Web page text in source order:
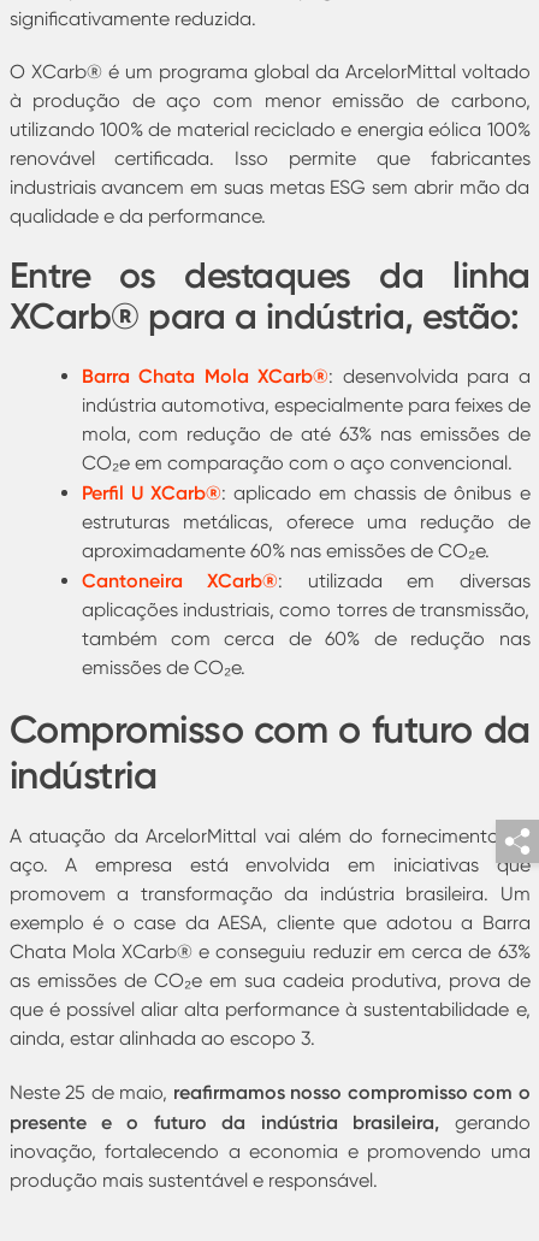
significativamente reduzida.
O XCarb® é um programa global da ArcelorMittal voltado
à produção de aço com menor emissão de carbono,
utilizando 100% de material reciclado e energia eólica 100%
renovável certificada. Isso permite que fabricantes
industriais avancem em suas metas ESG sem abrir mão da
qualidade e da performance.
Entre os destaques da linha
XCarb® para a indústria, estão:
Barra Chata Mola XCarb®: desenvolvida para a
indústria automotiva, especialmente para feixes de
mola, com redução de até 63% nas emissões de
CO₂e em comparação com o aço convencional.
Perfil U XCarb®: aplicado em chassis de ônibus e
estruturas metálicas, oferece uma redução de
aproximadamente 60% nas emissões de CO₂e.
Cantoneira XCarb®: utilizada em diversas
aplicações industriais, como torres de transmissão,
também com cerca de 60% de redução nas
emissões de CO₂e.
Compromisso com o futuro da
indústria
A atuação da ArcelorMittal vai além do fornecimento de
aço. A empresa está envolvida em iniciativas que
promovem a transformação da indústria brasileira. Um
exemplo é o case da AESA, cliente que adotou a Barra
Chata Mola XCarb® e conseguiu reduzir em cerca de 63%
as emissões de CO₂e em sua cadeia produtiva, prova de
que é possível aliar alta performance à sustentabilidade e,
ainda, estar alinhada ao escopo 3.
Neste 25 de maio, reafirmamos nosso compromisso com o
presente e o futuro da indústria brasileira, gerando
inovação, fortalecendo a economia e promovendo uma
produção mais sustentável e responsável.